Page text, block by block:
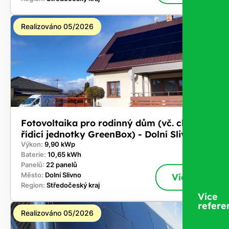
Realizováno 05/2026
Fotovoltaika pro rodinný dům (vč. chytré
řídicí jednotky GreenBox) - Dolní Slivno
Výkon: 9,90 kWp
Baterie: 10,65 kWh
Panelů: 22 panelů
Město: Dolní Slivno
Region: Středočeský kraj
Více
Realizováno 05/2026
Více